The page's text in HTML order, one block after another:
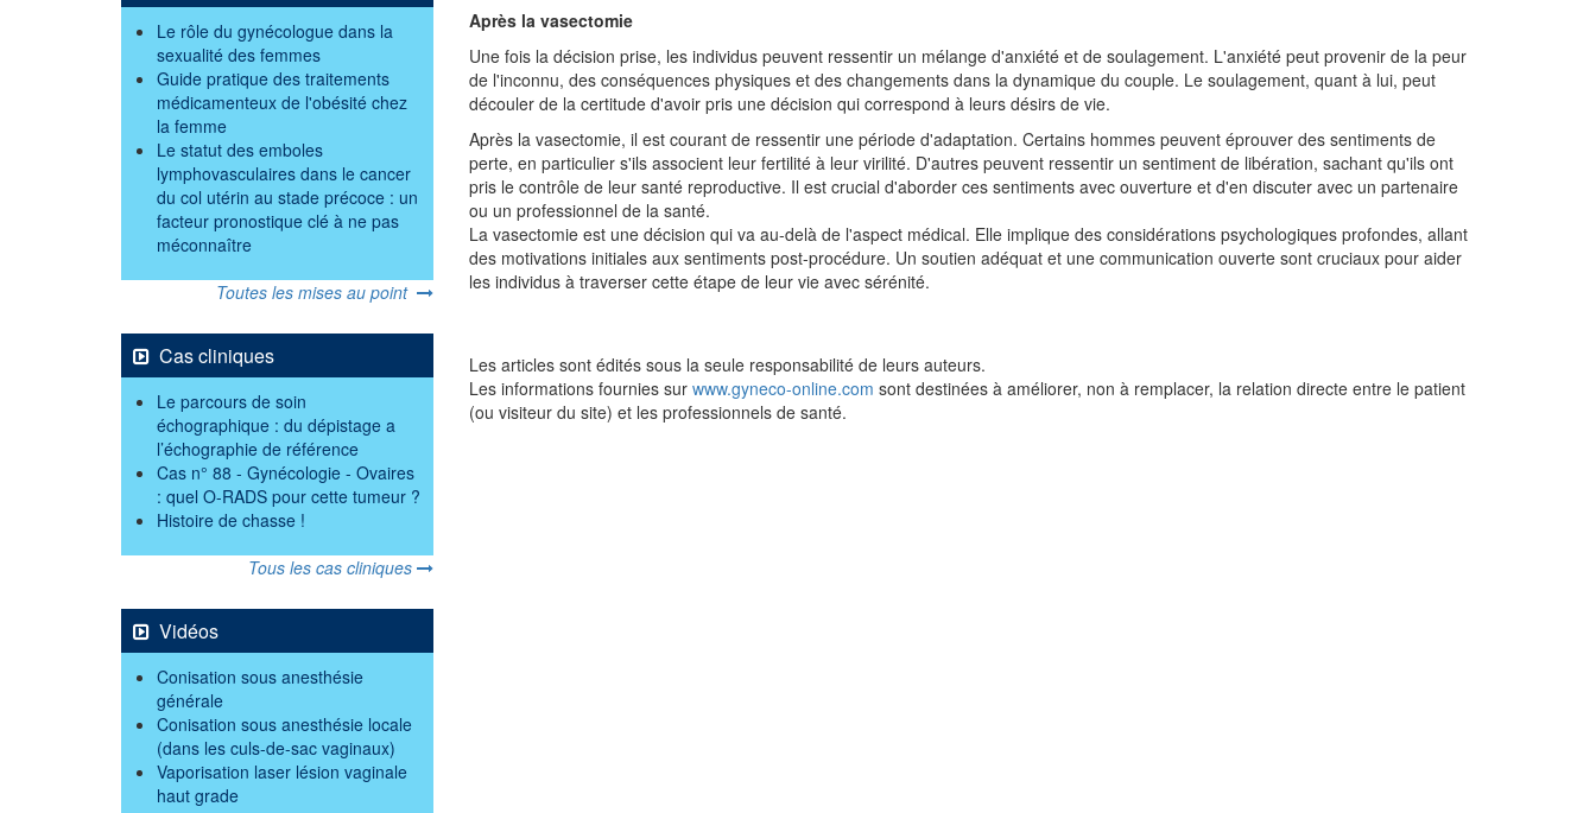
Après la vasectomie
Une fois la décision prise, les individus peuvent ressentir un mélange d'anxiété et de soulagement. L'anxiété peut provenir de la peur
de l'inconnu, des conséquences physiques et des changements dans la dynamique du couple. Le soulagement, quant à lui, peut
découler de la certitude d'avoir pris une décision qui correspond à leurs désirs de vie.
Après la vasectomie, il est courant de ressentir une période d'adaptation. Certains hommes peuvent éprouver des sentiments de
perte, en particulier s'ils associent leur fertilité à leur virilité. D'autres peuvent ressentir un sentiment de libération, sachant qu'ils ont
pris le contrôle de leur santé reproductive. Il est crucial d'aborder ces sentiments avec ouverture et d'en discuter avec un partenaire
ou un professionnel de la santé.
La vasectomie est une décision qui va au-delà de l'aspect médical. Elle implique des considérations psychologiques profondes, allant
des motivations initiales aux sentiments post-procédure. Un soutien adéquat et une communication ouverte sont cruciaux pour aider
les individus à traverser cette étape de leur vie avec sérénité.
Les articles sont édités sous la seule responsabilité de leurs auteurs.
Les informations fournies sur www.gyneco-online.com sont destinées à améliorer, non à remplacer, la relation directe entre le patient
(ou visiteur du site) et les professionnels de santé.
Le rôle du gynécologue dans la
sexualité des femmes
Guide pratique des traitements
médicamenteux de l'obésité chez
la femme
Le statut des emboles
lymphovasculaires dans le cancer
du col utérin au stade précoce : un
facteur pronostique clé à ne pas
méconnaître
Toutes les mises au point
Cas cliniques
Le parcours de soin
échographique : du dépistage a
l’échographie de référence
Cas n° 88 - Gynécologie - Ovaires
: quel O-RADS pour cette tumeur ?
Histoire de chasse !
Tous les cas cliniques
Vidéos
Conisation sous anesthésie
générale
Conisation sous anesthésie locale
(dans les culs-de-sac vaginaux)
Vaporisation laser lésion vaginale
haut grade